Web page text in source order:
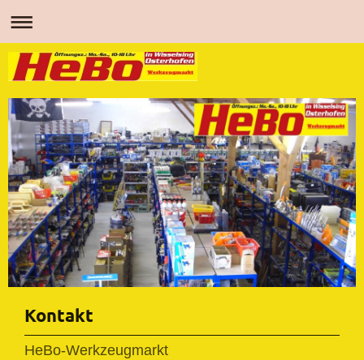
Kontakt
HeBo-Werkzeugmarkt